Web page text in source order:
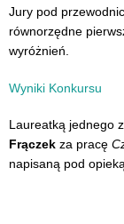
Jury pod
równorzędne
wyróżnień.
Wyniki Konkursu
Laureatką jednego
Frączek za pracę
napisaną pod